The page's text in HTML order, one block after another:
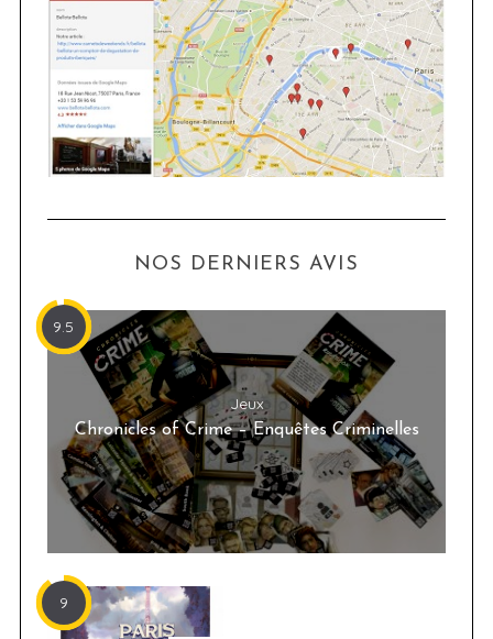
NOS DERNIERS AVIS
9.5
Jeux
Chronicles of Crime – Enquêtes Criminelles
9